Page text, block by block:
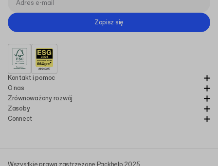
Kontakt i pomoc
O nas
Zrównoważony rozwój
Zasoby
Connect
Zapisz się